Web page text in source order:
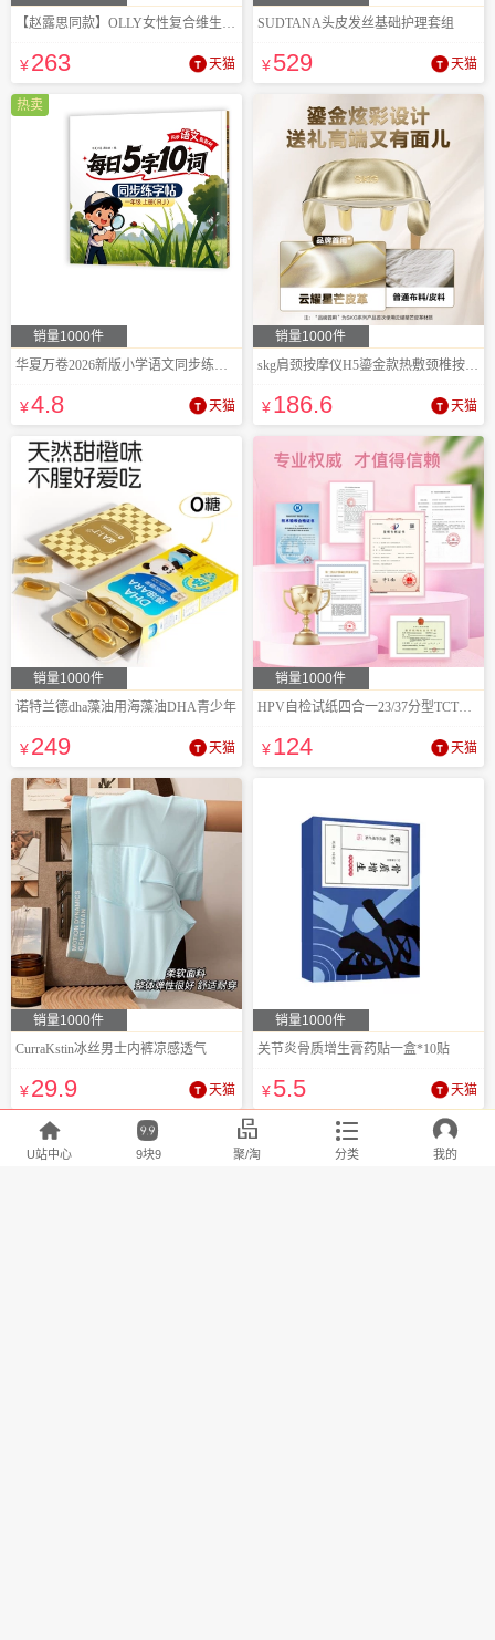
【赵露思同款】OLLY女性复合维生素软糖女士
¥263 天猫
SUDTANA头皮发丝基础护理套组
¥529 天猫
热卖
销量1000件
华夏万卷2026新版小学语文同步练字帖
¥4.8 天猫
销量1000件
skg肩颈按摩仪H5鎏金款热敷颈椎按摩器
¥186.6 天猫
销量1000件
诺特兰德dha藻油用海藻油DHA青少年
¥249 天猫
销量1000件
HPV自检试纸四合一23/37分型TCT检测
¥124 天猫
销量1000件
CurraKstin冰丝男士内裤凉感透气
¥29.9 天猫
销量1000件
关节炎骨质增生膏药贴一盒*10贴
¥5.5 天猫

U站中心

9块9

聚/淘

分类

我的